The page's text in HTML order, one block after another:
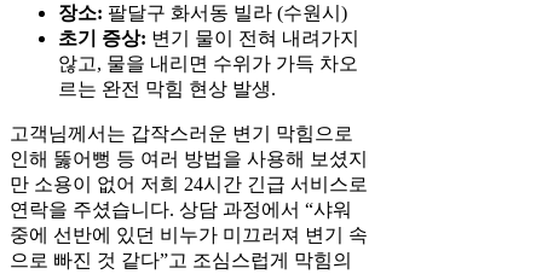
장소: 팔달구 화서동 빌라 (수원시)
초기 증상: 변기 물이 전혀 내려가지
않고, 물을 내리면 수위가 가득 차오
르는 완전 막힘 현상 발생.
고객님께서는 갑작스러운 변기 막힘으로
인해 뚫어뻥 등 여러 방법을 사용해 보셨지
만 소용이 없어 저희 24시간 긴급 서비스로
연락을 주셨습니다. 상담 과정에서 “샤워
중에 선반에 있던 비누가 미끄러져 변기 속
으로 빠진 것 같다”고 조심스럽게 막힘의